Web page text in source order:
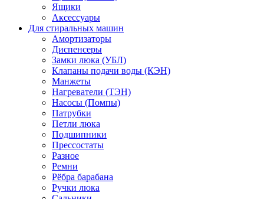
Ящики
Аксессуары
Для стиральных машин
Амортизаторы
Диспенсеры
Замки люка (УБЛ)
Клапаны подачи воды (КЭН)
Манжеты
Нагреватели (ТЭН)
Насосы (Помпы)
Патрубки
Петли люка
Подшипники
Прессостаты
Разное
Ремни
Рёбра барабана
Ручки люка